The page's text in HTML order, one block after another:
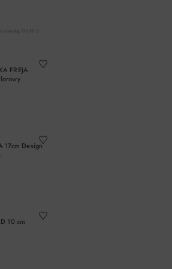
obniżką: 199,99 zł
FREJA
17cm Design
10 cm